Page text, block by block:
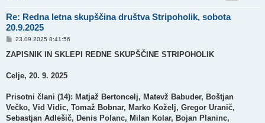
Re: Redna letna skupščina društva Stripoholik, sobota
20.9.2025
P
s
23.09.2025 8:41:56
ZAPISNIK IN SKLEPI REDNE SKUPŠČINE STRIPOHOLIK
Celje, 20. 9. 2025
Prisotni člani (14): Matjaž Bertoncelj, Matevž Babuder, Boštjan
Večko, Vid Vidic, Tomaž Bobnar, Marko Koželj, Gregor Uranič,
Sebastjan Adlešič, Denis Polanc, Milan Kolar, Bojan Planinc,